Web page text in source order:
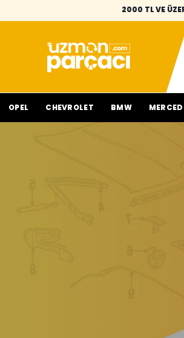
2000 TL VE
OPEL CHEVROLET BMW